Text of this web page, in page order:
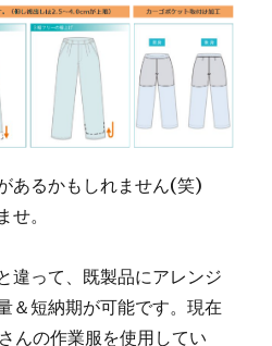
あるかもしれません(笑)
せ。
違って、既製品にアレンジ
＆短納期が可能です。現在
んの作業服を使用してい